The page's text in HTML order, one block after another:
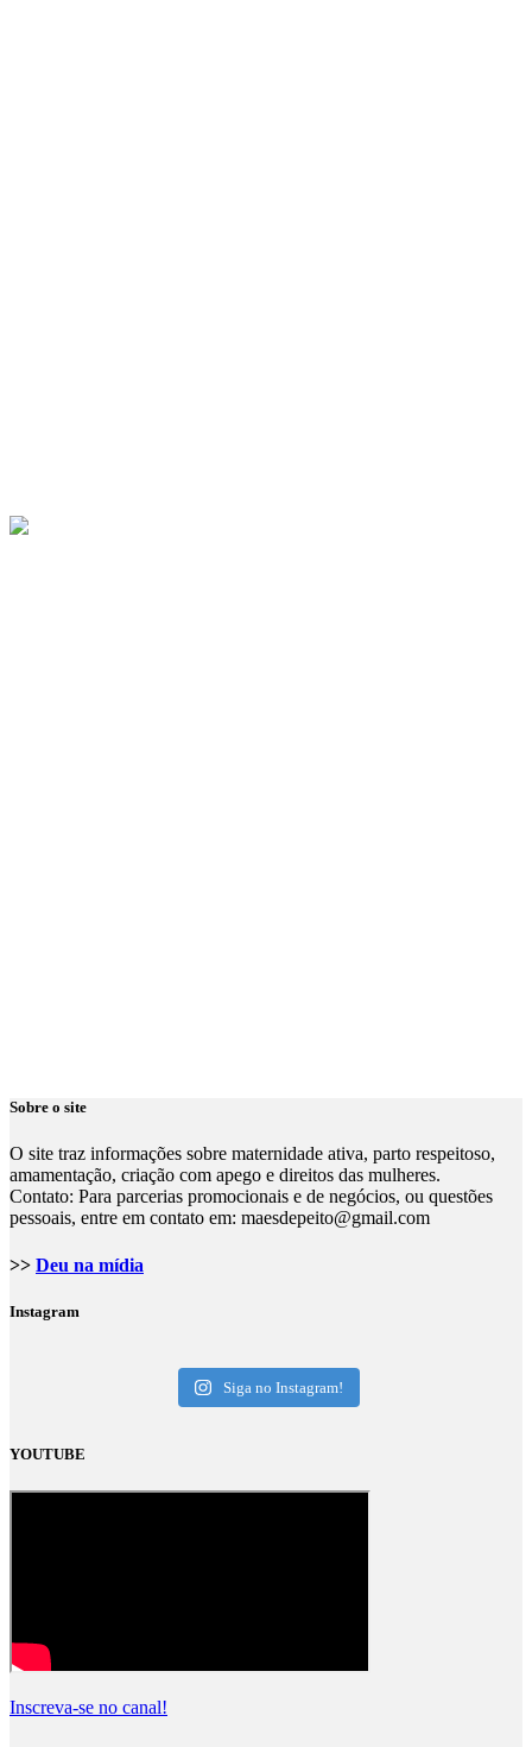
Sobre o site
O site traz informações sobre maternidade ativa, parto respeitoso,
amamentação, criação com apego e direitos das mulheres.
Contato: Para parcerias promocionais e de negócios, ou questões
pessoais, entre em contato em: maesdepeito@gmail.com
>> Deu na mídia
Instagram
Siga no Instagram!
YOUTUBE
Inscreva-se no canal!